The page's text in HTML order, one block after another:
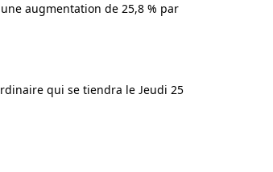
augmentation de 25,8 % par
qui se tiendra le Jeudi 25